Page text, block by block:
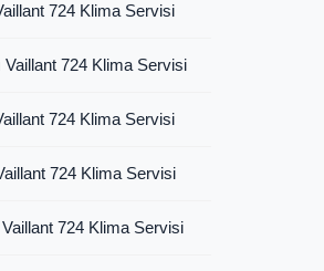
724 Klima Servisi
Vaillant 724 Klima Servisi
724 Klima Servisi
724 Klima Servisi
Vaillant 724 Klima Servisi